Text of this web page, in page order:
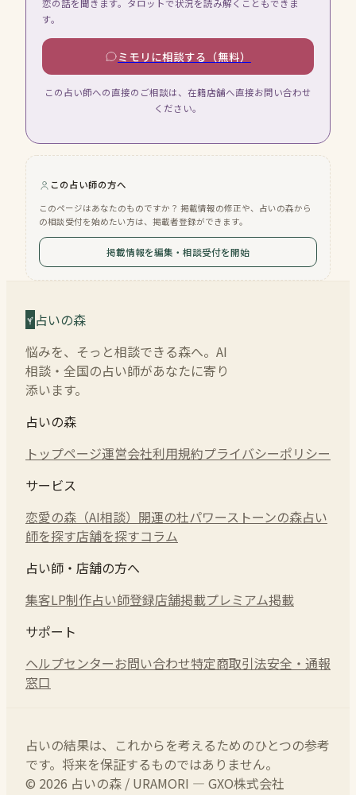
恋の話を聞きます。タロットで状況を読み解くこともできま
す。
ミモリに相談する（無料）
この占い師への直接のご相談は、在籍店舗へ直接お問い合わせ
ください。
この占い師の方へ
このページはあなたのものですか？ 掲載情報の修正や、占いの森から
の相談受付を始めたい方は、掲載者登録ができます。
掲載情報を編集・相談受付を開始
占いの森
悩みを、そっと相談できる森へ。AI
相談・全国の占い師があなたに寄り
添います。
占いの森
トップページ運営会社利用規約プライバシーポリシー
サービス
恋愛の森（AI相談） 開運の杜パワーストーンの森占い
師を探す店舗を探すコラム
占い師・店舗の方へ
集客LP制作占い師登録店舗掲載プレミアム掲載
サポート
ヘルプセンターお問い合わせ特定商取引法安全・通報
窓口
占いの結果は、これからを考えるためのひとつの参考
です。将来を保証するものではありません。
© 2026 占いの森 / URAMORI — GXO株式会社